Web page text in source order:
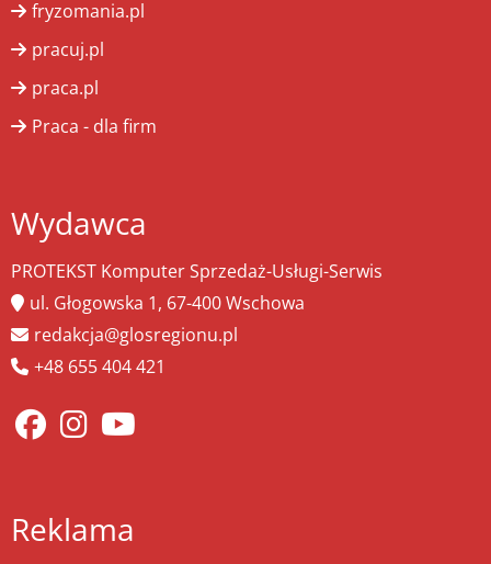
fryzomania.pl
pracuj.pl
praca.pl
Praca - dla firm
Wydawca
PROTEKST Komputer Sprzedaż-Usługi-Serwis
ul. Głogowska 1, 67-400 Wschowa
redakcja@glosregionu.pl
+48 655 404 421
Reklama